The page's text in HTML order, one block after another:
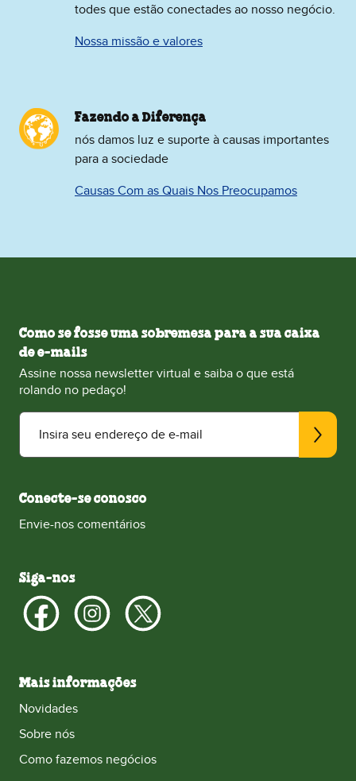
todes que estão conectades ao nosso negócio.
Nossa missão e valores
Fazendo a Diferença
nós damos luz e suporte à causas importantes
para a sociedade
Causas Com as Quais Nos Preocupamos
Como se fosse uma sobremesa para a sua caixa
de e-mails
Assine nossa newsletter virtual e saiba o que está
rolando no pedaço!
Insira seu endereço de e-mail
Conecte-se conosco
Envie-nos comentários
Siga-nos
Mais informações
Novidades
Sobre nós
Como fazemos negócios